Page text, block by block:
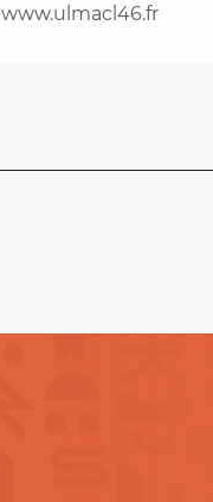
www.ulmacl46.fr